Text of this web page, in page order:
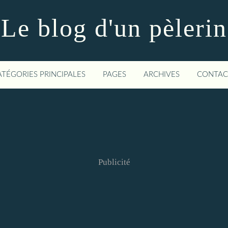
Le blog d'un pèlerin
PRINCIPALES PAGES ARCHIVES
Publicité